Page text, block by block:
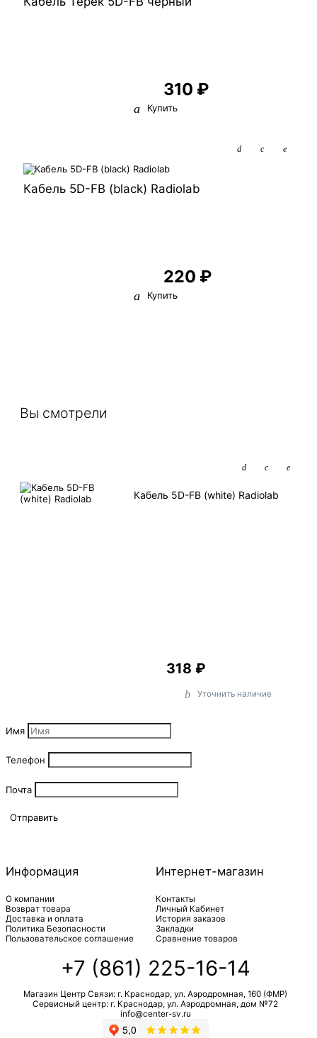
310 ₽
Купить
220 ₽
Кабель 5D-FB (black) Radiolab
Купить
Вы смотрели
318 ₽
Кабель 5D-FB (white) Radiolab
Уточнить наличие
Имя
Телефон
Почта
Отправить
Информация
О компании
Возврат товара
Доставка и оплата
Политика Безопасности
Пользовательское соглашение
Интернет-магазин
Контакты
Личный Кабинет
История заказов
Закладки
Сравнение товаров
+7 (861) 225-16-14
Магазин Центр Связи: г. Краснодар, ул. Аэродромная, 160 (ФМР)
Сервисный центр: г. Краснодар, ул. Аэродромная, дом №72
info@center-sv.ru